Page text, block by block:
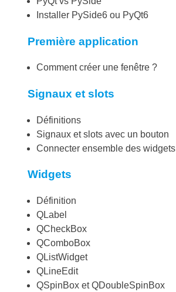
Installer PySide6 ou PyQt6
Première application
Comment créer une fenêtre ?
Signaux et slots
Définitions
Signaux et slots avec un bouton
Connecter ensemble des widgets
Widgets
Définition
QLabel
QCheckBox
QComboBox
QListWidget
QLineEdit
QSpinBox et QDoubleSpinBox